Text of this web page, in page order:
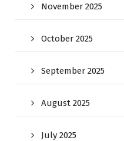
November 2025
October 2025
September 2025
August 2025
July 2025